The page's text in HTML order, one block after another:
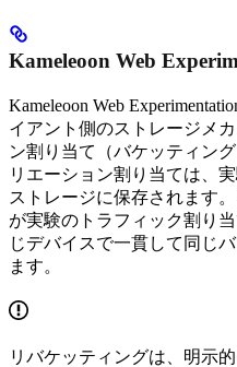
Kameleoon Web
Kameleoon Web
イアント側のストレージメ
ン割り当て（バケッティン
リエーション割り当ては、
ストレージに保存されます
が実験のトラフィック割り
じデバイスで一貫して同じ
ます。
リバケッティングは、明示